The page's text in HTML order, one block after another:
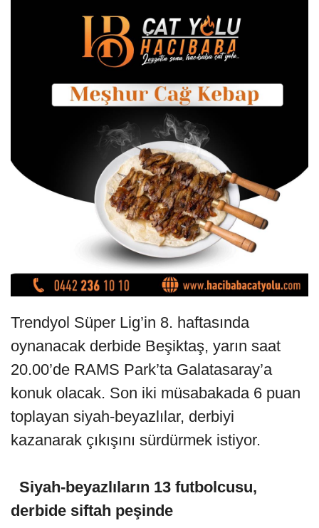
Trendyol Süper Lig’in 8. haftasında
oynanacak derbide Beşiktaş, yarın saat
20.00’de RAMS Park’ta Galatasaray’a
konuk olacak. Son iki müsabakada 6 puan
toplayan siyah-beyazlılar, derbiyi
kazanarak çıkışını sürdürmek istiyor.
Siyah-beyazlıların 13 futbolcusu,
derbide siftah peşinde